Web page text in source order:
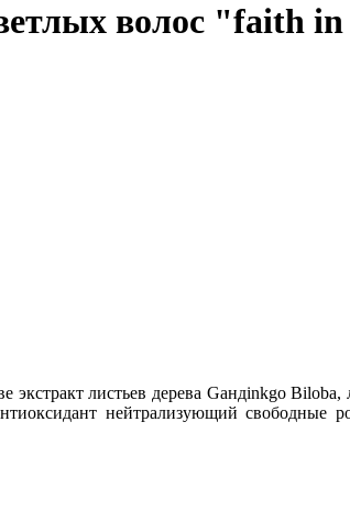
волос "faith in
листьев дерева Gандinkgo
нейтрализующий свободные